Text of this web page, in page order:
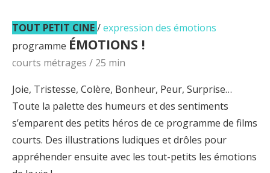
TOUT PETIT CINE/expression des émotions
programme ÉMOTIONS !
courts métrages / 25 min
Joie, Tristesse, Colère, Bonheur, Peur, Surprise…
Toute la palette des humeurs et des sentiments
s’emparent des petits héros de ce programme de films
courts. Des illustrations ludiques et drôles pour
appréhender ensuite avec les tout-petits les émotions